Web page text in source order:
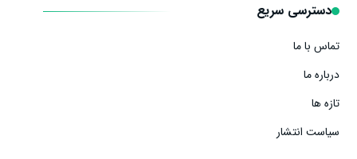
دسترسی سریع
تماس با ما
درباره ما
تازه ها
سیاست انتشار